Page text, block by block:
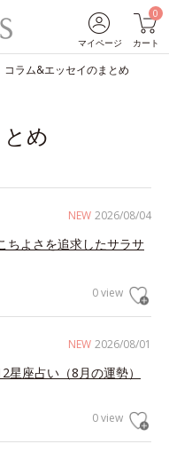
マイページ
0
カート
コラム&エッセイのまとめ
め
NEW 2026/08/04
ちよさを追求したサラサ
0 view
NEW 2026/08/01
星座占い（8月の運勢）
0 view